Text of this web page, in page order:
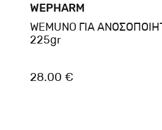
WEPHARM
WEMUNO ΓΙΑ
225gr
28.00 €